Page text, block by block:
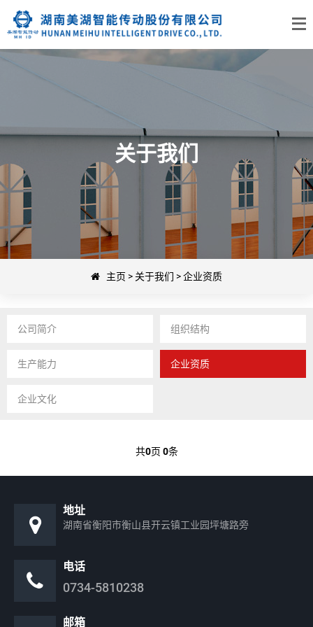
关于我们
主页 > 关于我们 >企业资质
公司简介 组织结构
生产能力 企业资质
企业文化
共0页 0条
地址
湖南省衡阳市衡山县开云镇工业园坪塘路旁
电话
0734-5810238
邮箱